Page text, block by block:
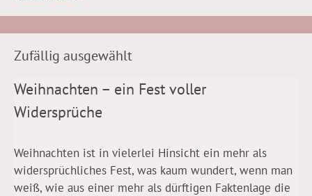
Zufällig ausgewählt
Weihnachten – ein Fest voller
Widersprüche
Weihnachten ist in vielerlei Hinsicht ein mehr als
widersprüchliches Fest, was kaum wundert, wenn man
weiß, wie aus einer mehr als dürftigen Faktenlage die